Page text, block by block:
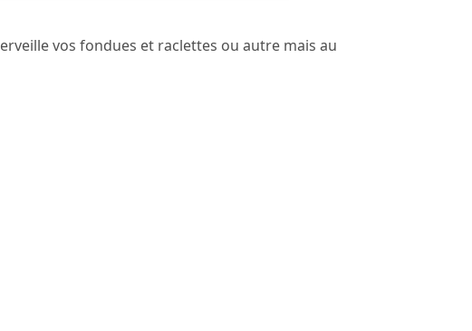
vos fondues et raclettes ou autre mais au